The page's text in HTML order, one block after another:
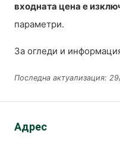
входната цена е
параметри.
За огледи и
Последна актуализация:
Адрес